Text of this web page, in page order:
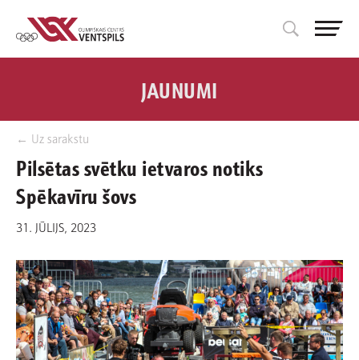
← Uz sarakstu
JAUNUMI
Pilsētas svētku ietvaros notiks
Spēkavīru šovs
31. JŪLIJS, 2023